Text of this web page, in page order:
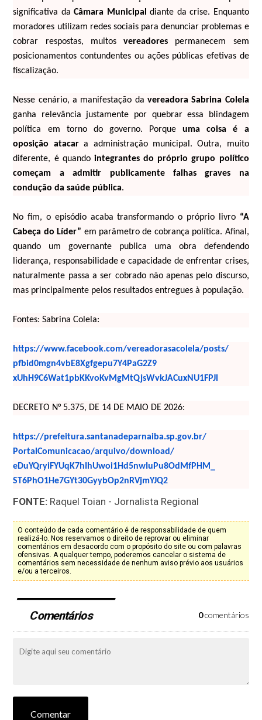
significativa daCâmara Municipaldiante da crise. Enquanto
moradores utilizam redes sociais para denunciar problemas e
cobrar respostas, muitosvereadores permanecem sem
posicionamentos contundentes ou ações públicas efetivas de
fiscalização.
Nesse cenário, a manifestação da vereadora Sabrina Colela
ganha relevância justamente por quebrar essa blindagem
política em torno do governo. Porqueuma coisa é a
oposição atacara administração municipal. Outra, muito
diferente, é quando integrantes do próprio grupo político
começam a admitir publicamente falhas graves na
condução da saúde pública.
No fim, o episódio acaba transformando o próprio livro “A
Cabeça do Líder” em parâmetro de cobrança política. Afinal,
quando um governante publica uma obra defendendo
liderança, responsabilidade e capacidade de enfrentar crises,
naturalmente passa a ser cobrado não apenas pelo discurso,
mas principalmente pelos resultados entregues à população.
Fontes: Sabrina Colela:
https://www.facebook.com/vereadorasacolela/posts/
pfbid0mgn4vbE8Xgfgepu7Y4PaG2Z9
xUhH9C6Wat1pbKKvoKvMgMtQjsWvkJACuxNU1FPJl
DECRETO N° 5.375, DE 14 DE MAIO DE 2026:
https://prefeitura.santanadeparnaiba.sp.gov.br/
PortalComunicacao/arquivo/download/
eDuYQryiFYUqK7hIhUwoi1Hd5nwIuPu8OdMfPHM_
ST6PhO1He7GYt30GyybOp2nRVjmYJQ2
FONTE: Raquel Toian - Jornalista Regional
O conteúdo de cada comentário é de responsabilidade de quem
realizá-lo. Nos reservamos o direito de reprovar ou eliminar
comentários em desacordo com o propósito do site ou com palavras
ofensivas. A qualquer tempo, poderemos cancelar o sistema de
comentários sem necessidade de nenhum aviso prévio aos usuários
e/ou a terceiros.
Comentários 0comentários
Comentar